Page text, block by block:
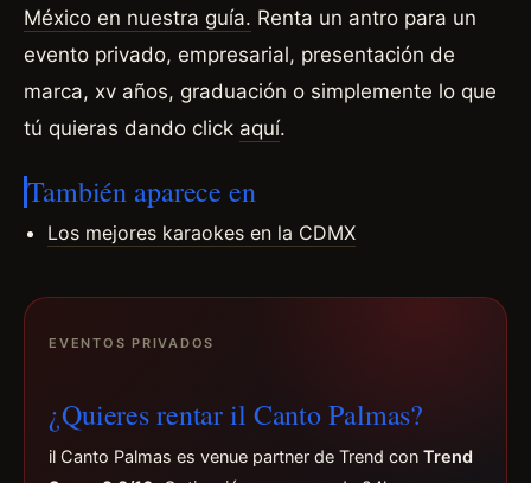
México en nuestra guía. Renta un antro para un
evento privado, empresarial, presentación de
marca, xv años, graduación o simplemente lo que
tú quieras dando click aquí.
También aparece en
Los mejores karaokes en la CDMX
EVENTOS PRIVADOS
¿Quieres rentar il Canto Palmas?
il Canto Palmas es venue partner de Trend con Trend